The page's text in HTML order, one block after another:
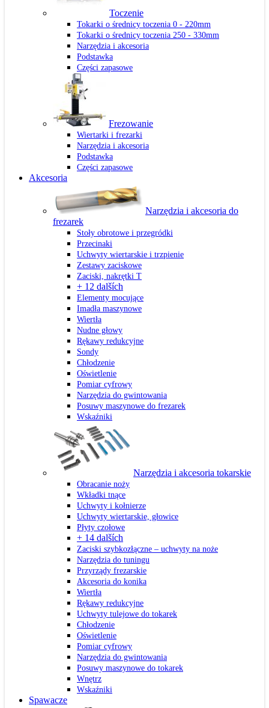
Toczenie
Tokarki o średnicy toczenia 0 - 220mm
Tokarki o średnicy toczenia 250 - 330mm
Narzędzia i akcesoria
Podstawka
Części zapasowe
Frezowanie
Wiertarki i frezarki
Narzędzia i akcesoria
Podstawka
Części zapasowe
Akcesoria
Narzędzia i akcesoria do
frezarek
Stoły obrotowe i przegródki
Przecinaki
Uchwyty wiertarskie i trzpienie
Zestawy zaciskowe
Zaciski, nakrętki T
+ 12 dalších
Elementy mocujące
Imadła maszynowe
Wiertła
Nudne głowy
Rękawy redukcyjne
Sondy
Chłodzenie
Oświetlenie
Pomiar cyfrowy
Narzędzia do gwintowania
Posuwy maszynowe do frezarek
Wskaźniki
Narzędzia i akcesoria tokarskie
Obracanie noży
Wkładki tnące
Uchwyty i kołnierze
Uchwyty wiertarskie, głowice
Płyty czołowe
+ 14 dalších
Zaciski szybkozłączne – uchwyty na noże
Narzędzia do tuningu
Przyrządy frezarskie
Akcesoria do konika
Wiertła
Rękawy redukcyjne
Uchwyty tulejowe do tokarek
Chłodzenie
Oświetlenie
Pomiar cyfrowy
Narzędzia do gwintowania
Posuwy maszynowe do tokarek
Wnętrz
Wskaźniki
Spawacze